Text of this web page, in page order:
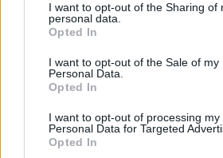
I want to opt-out of the Sharing of
personal data.
Opted In
I want to opt-out of the Sale of my
Personal Data.
Opted In
I want to opt-out of processing my
Personal Data for Targeted
Opted In
"tombé dans les pommes" au moins
une bonne crise de toux. C'est mon
prescrit un autre médicament
phénomène et depuis tout va pour
...lire la suite
votre avis